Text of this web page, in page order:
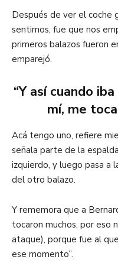
Después de ver el coche
sentimos, fue que nos
primeros balazos fueron
emparejó.
“Y así cuando
mí, me
Acá tengo uno, refiere
señala parte de la
izquierdo, y luego pasa a
del otro balazo.
Y rememora que a
tocaron muchos, por eso
ataque), porque fue al
ese momento”.